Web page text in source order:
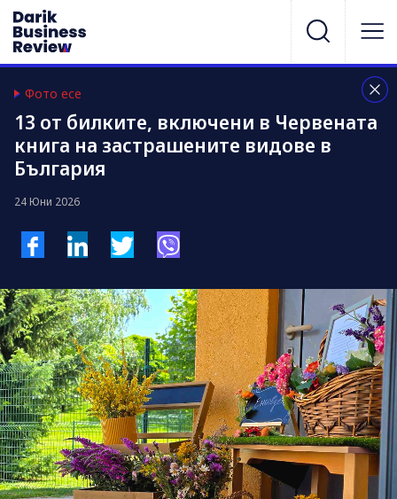
Фото есе
13 от билките, включени в Червената
книга на застрашените видове в
България
24 Юни 2026